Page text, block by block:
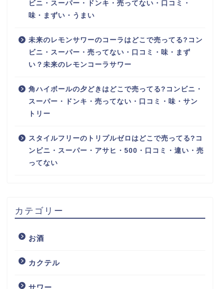
ビニ・スーパー・ドンキ・売ってない・口コミ・
味・まずい・うまい
未来のレモンサワーのコーラはどこで売ってる?コン
ビニ・スーパー・売ってない・口コミ・味・まず
い？未来のレモンコーラサワー
角ハイボールの夕どきはどこで売ってる?コンビニ・
スーパー・ドンキ・売ってない・口コミ・味・サン
トリー
スタイルフリーのトリプルゼロはどこで売ってる?コ
ンビニ・スーパー・アサヒ・500・口コミ・違い・売
ってない
カテゴリー
お酒
カクテル
サワー